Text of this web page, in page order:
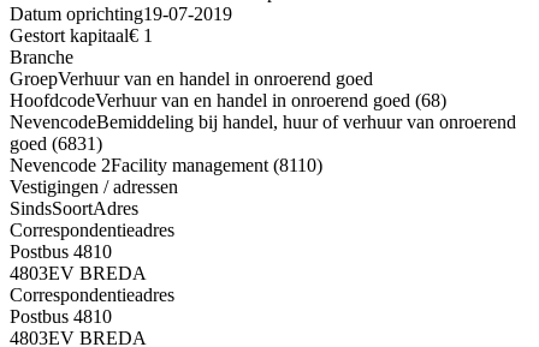
Datum oprichting19-07-2019
Gestort kapitaal€ 1
Branche
GroepVerhuur van en handel in onroerend goed
HoofdcodeVerhuur van en handel in onroerend goed (68)
NevencodeBemiddeling bij handel, huur of verhuur van onroerend
goed (6831)
Nevencode 2Facility management (8110)
Vestigingen / adressen
SindsSoortAdres
Correspondentieadres
Postbus 4810
4803EV BREDA
Correspondentieadres
Postbus 4810
4803EV BREDA